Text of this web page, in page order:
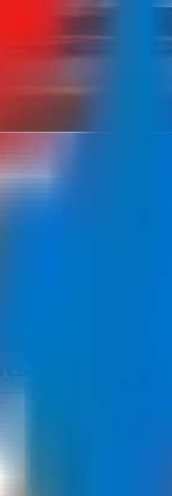
presupuestos